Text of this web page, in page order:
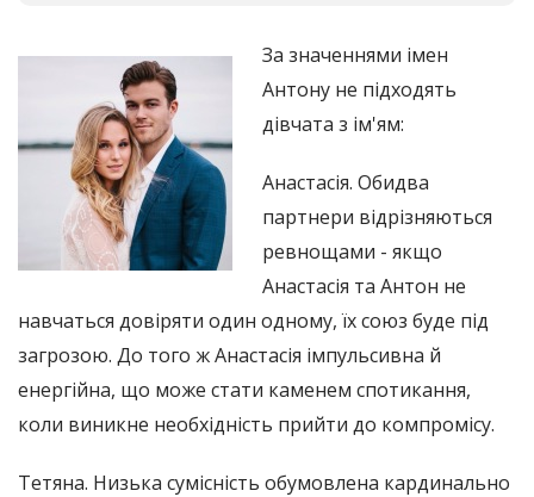
За значеннями імен
Антону не підходять
дівчата з ім'ям:
Анастасія. Обидва
партнери відрізняються
ревнощами - якщо
Анастасія та Антон не
навчаться довіряти один одному, їх союз буде під
загрозою. До того ж Анастасія імпульсивна й
енергійна, що може стати каменем спотикання,
коли виникне необхідність прийти до компромісу.
Тетяна. Низька сумісність обумовлена ​​кардинально